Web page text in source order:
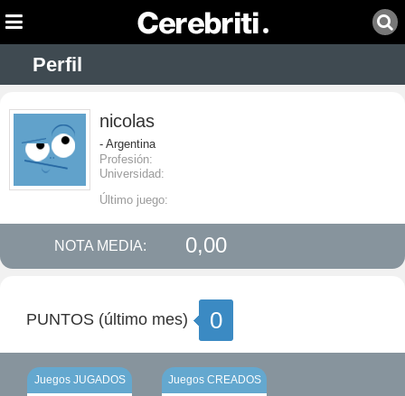
Perfil
nicolas
- Argentina
Profesión:
Universidad:
Último juego:
NOTA MEDIA: 0,00
PUNTOS (último mes) 0
Juegos JUGADOS Juegos CREADOS